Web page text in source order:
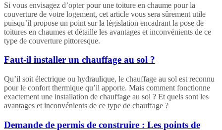
Si vous envisagez d’opter pour une toiture en chaume pour la
couverture de votre logement, cet article vous sera sûrement utile
puisqu’il propose un point sur la législation encadrant la pose de
toitures en chaumes et détaille les avantages et inconvénients de ce
type de couverture pittoresque.
Faut-il installer un chauffage au sol ?
Qu’il soit électrique ou hydraulique, le chauffage au sol est reconnu
pour le confort thermique qu’il apporte. Mais comment fonctionne
exactement une installation de chauffage au sol ? Et quels sont les
avantages et inconvénients de ce type de chauffage ?
Demande de permis de construire : Les points de